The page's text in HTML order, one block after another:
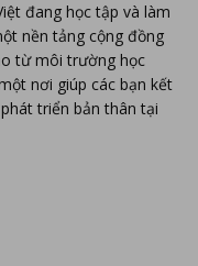
đang học tập và làm
nền tảng cộng đồng
từ môi trường học
nơi giúp các bạn kết
triển bản thân tại